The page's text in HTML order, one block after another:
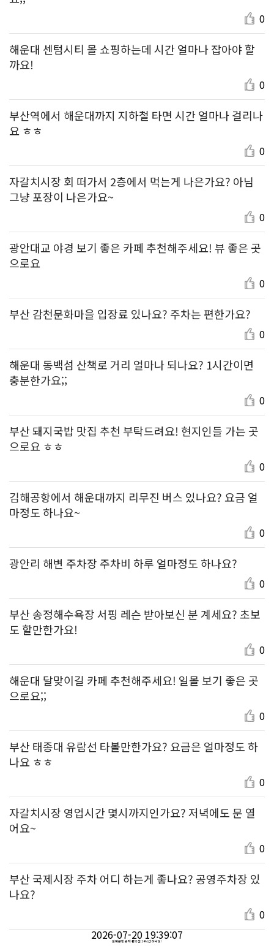
0
해운대 센텀시티 몰 쇼핑하는데 시간 얼마나 잡아야 할
까요!
0
부산역에서 해운대까지 지하철 타면 시간 얼마나 걸리나
요 ㅎㅎ
0
자갈치시장 회 떠가서 2층에서 먹는게 나은가요? 아님
그냥 포장이 나은가요~
0
광안대교 야경 보기 좋은 카페 추천해주세요! 뷰 좋은 곳
으로요
0
부산 감천문화마을 입장료 있나요? 주차는 편한가요?
0
해운대 동백섬 산책로 거리 얼마나 되나요? 1시간이면
충분한가요;;
0
부산 돼지국밥 맛집 추천 부탁드려요! 현지인들 가는 곳
으로요 ㅎㅎ
0
김해공항에서 해운대까지 리무진 버스 있나요? 요금 얼
마정도 하나요~
0
광안리 해변 주차장 주차비 하루 얼마정도 하나요?
0
부산 송정해수욕장 서핑 레슨 받아보신 분 계세요? 초보
도 할만한가요!
0
해운대 달맞이길 카페 추천해주세요! 일몰 보기 좋은 곳
으로요;;
0
부산 태종대 유람선 타볼만한가요? 요금은 얼마정도 하
나요 ㅎㅎ
0
자갈치시장 영업시간 몇시까지인가요? 저녁에도 문 열
어요~
0
부산 국제시장 주차 어디 하는게 좋나요? 공영주차장 있
나요?
0
2026-07-20 19:39:07
김해공항 근처 편의점 24시간 하나요!